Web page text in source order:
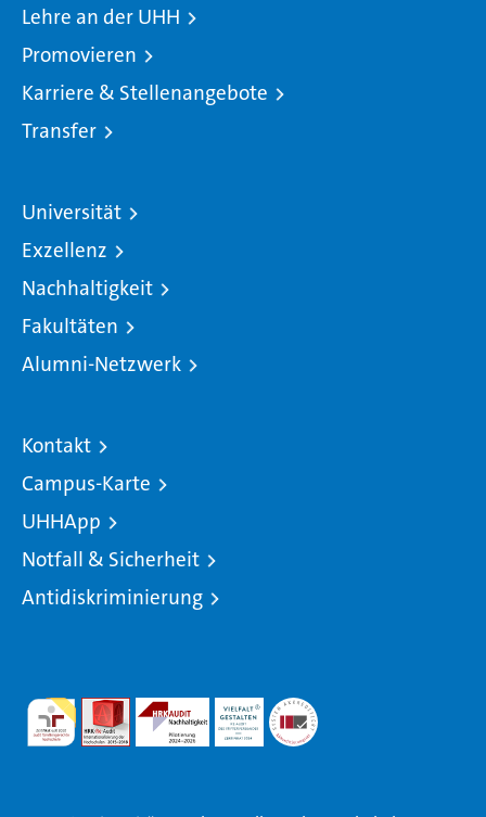
Lehre an der UHH
Promovieren
Karriere & Stellenangebote
Transfer
Universität
Exzellenz
Nachhaltigkeit
Fakultäten
Alumni-Netzwerk
Kontakt
Campus-Karte
UHHApp
Notfall & Sicherheit
Antidiskriminierung